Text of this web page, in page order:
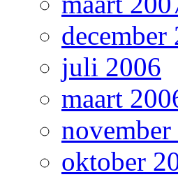
december
juli 2006
maart
november
oktober